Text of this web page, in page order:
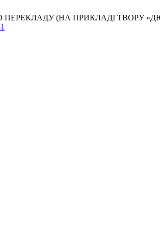
(НА ПРИКЛАДІ ТВОРУ